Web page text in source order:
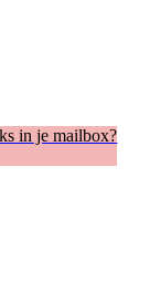
in je mailbox?